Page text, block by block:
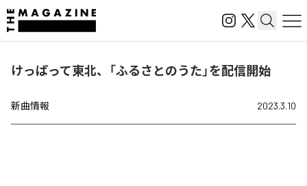
けっぱって東北、「ふるさとのうた」を配信開始
新曲情報 2023.3.10